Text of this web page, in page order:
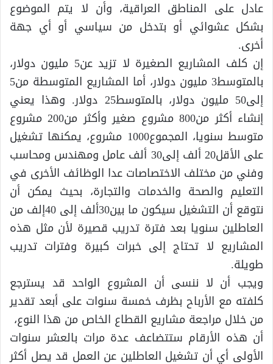
عادل على المناطق العراقية، وأن لا يتم الموضوع
بشكل عشوائي أو بتدخل من سياسي أو أي جهة
أخرى.
إن كلف المشاريع الصغيرة لا تزيد عن5 مليون دولار،
بالمتوسط3 مليون دولار، أما المشاريع المتوسطة من5
إلى50 مليون دولار، بالمتوسط25 دولار. وهذا يعني
إنشاء أكثر من800 مشروع صغير وأكثر من200 مشروع
متوسط سنويا، المجموع1000 مشروع، يمكنها تشغيل
على الأقل20 ألف إلى30 ألف عامل ومهندس ومحاسب
وفني من مختلف الاختصاصات عدا الوظائف الأخرى في
التعليم والصحة والخدمات والتجارة، بحيث يمكن أن
نتوقع أن التشغيل سيكون ما بين30ألف إلى 40إلف من
العاطلين سنويا بعد فترة تدريب قصيرة لأن مثل هذه
المشاريع لا تحتاج إلى خبرات كبيرة وفترات تدريب
طويلة.
ويجب أن لا ننسى أن المشروع الواحد قد يسترجع
كلفته مع الأرباح بظرف خمسة سنوات على أبعد تقدير
من خلال مراجعة مشاريع القطاع الخاص من هذا النوع،
أن هذه الأرقام ستتضاعف عدة مرات بالعشر سنوات
الأولى أي أن تشغيل العاطلين عن العمل قد يصل أكثر